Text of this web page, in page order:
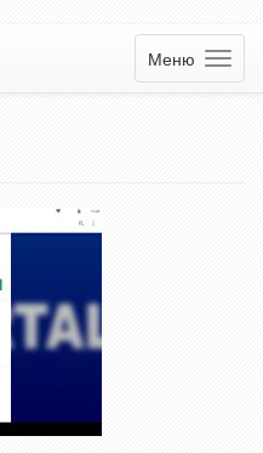
Меню